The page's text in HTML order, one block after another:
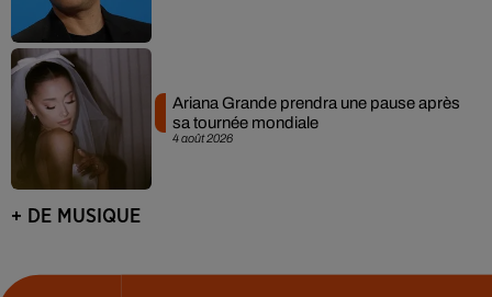
4 août 2026
Ariana Grande prendra une pause après
sa tournée mondiale
+ DE MUSIQUE